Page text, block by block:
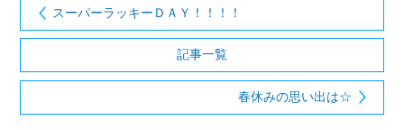
スーパーラッキーＤＡＹ！！！！
記事一覧
春休みの思い出は☆